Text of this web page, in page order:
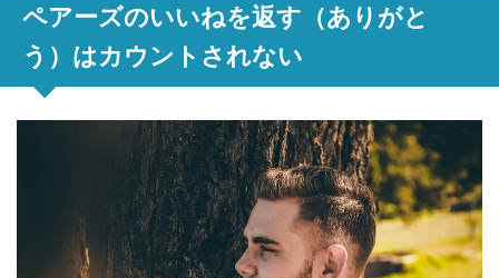
ペアーズのいいねを返す（ありがと
う）はカウントされない